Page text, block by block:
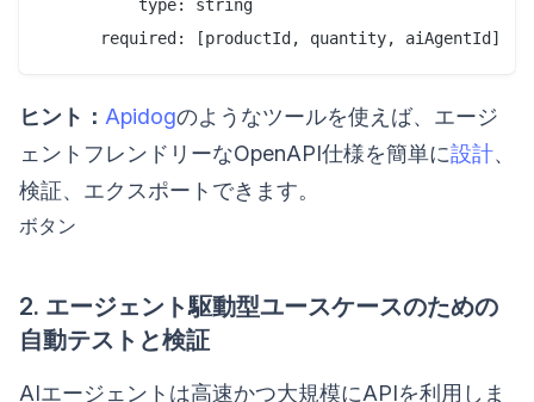
          type: string
ヒント： Apidogのようなツールを使えば、エージ
ェントフレンドリーなOpenAPI仕様を簡単に設計、
検証、エクスポートできます。
ボタン
2. エージェント駆動型ユースケースのための
自動テストと検証
AIエージェントは高速かつ大規模にAPIを利用しま